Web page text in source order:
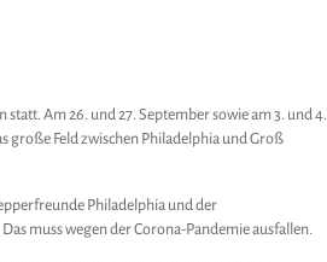
Am 26. und 27. September sowie am 3. und 4.
große Feld zwischen Philadelphia und Groß
Philadelphia und der
muss wegen der Corona-Pandemie ausfallen.